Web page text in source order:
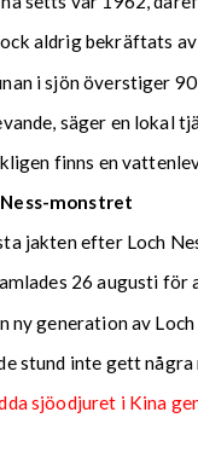
aldrig bekräftats
i sjön överstiger
säger en lokal
finns en
monstret
jakten efter Loch
26 augusti
ny generation av
stund inte gett
sjöodjuret i Kina